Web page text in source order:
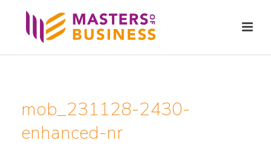
mob_231128-2430-
enhanced-nr